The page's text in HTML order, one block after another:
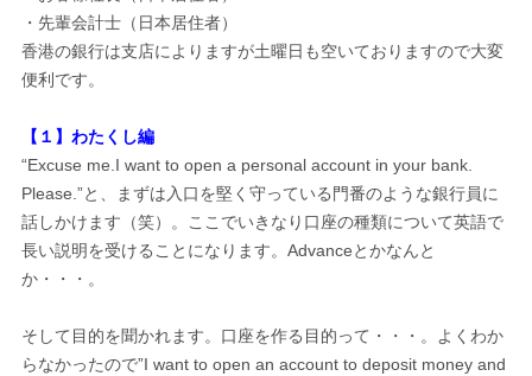
・先輩会計士（日本居住者）
香港の銀行は支店によりますが土曜日も空いておりますので大変
便利です。
【１】わたくし編
“Excuse me.I want to open a personal account in your bank.
Please.”と、まずは入口を堅く守っている門番のような銀行員に
話しかけます（笑）。ここでいきなり口座の種類について英語で
長い説明を受けることになります。Advanceとかなんと
か・・・。
そして目的を聞かれます。口座を作る目的って・・・。よくわか
らなかったので”I want to open an account to deposit money and